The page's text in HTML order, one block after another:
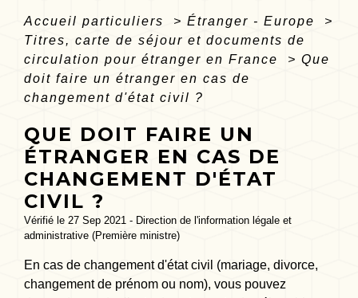
Accueil particuliers > Étranger - Europe
>
Titres, carte de séjour et documents de
circulation pour étranger en France
> Que
doit faire un étranger en cas de
changement d'état civil ?
QUE DOIT FAIRE UN
ÉTRANGER EN CAS DE
CHANGEMENT D'ÉTAT
CIVIL ?
Vérifié le 27 Sep 2021 - Direction de l'information légale et
administrative (Première ministre)
En cas de changement d'état civil (mariage, divorce,
changement de prénom ou nom), vous pouvez